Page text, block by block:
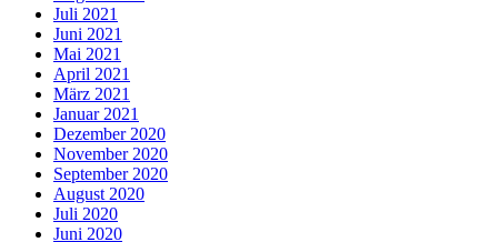
Juli 2021
Juni 2021
Mai 2021
April 2021
März 2021
Januar 2021
Dezember 2020
November 2020
September 2020
August 2020
Juli 2020
Juni 2020